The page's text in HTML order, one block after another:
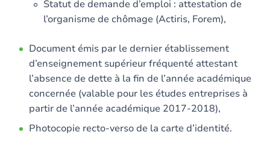
Statut de demande d’emploi : attestation de
l’organisme de chômage (Actiris, Forem),
Document émis par le dernier établissement
d’enseignement supérieur fréquenté attestant
l’absence de dette à la fin de l’année académique
concernée (valable pour les études entreprises à
partir de l’année académique 2017-2018),
Photocopie recto-verso de la carte d’identité.